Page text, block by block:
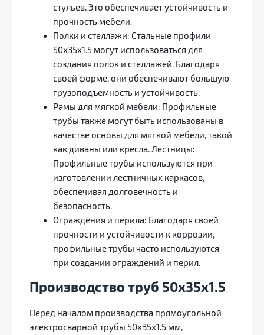
стульев. Это обеспечивает устойчивость и
прочность мебели.
Полки и стеллажи: Стальные профили
50x35х1.5 могут использоваться для
создания полок и стеллажей. Благодаря
своей форме, они обеспечивают большую
грузоподъемность и устойчивость.
Рамы для мягкой мебели: Профильные
трубы также могут быть использованы в
качестве основы для мягкой мебели, такой
как диваны или кресла. Лестницы:
Профильные трубы используются при
изготовлении лестничных каркасов,
обеспечивая долговечность и
безопасность.
Ограждения и перила: Благодаря своей
прочности и устойчивости к коррозии,
профильные трубы часто используются
при создании ограждений и перил.
Производство труб 50х35х1.5
Перед началом производства прямоугольной
электросварной трубы 50x35х1.5 мм,